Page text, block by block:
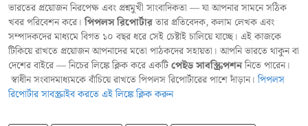
ভারতের প্রয়োজন নিরপেক্ষ এবং প্রশ্নমুখী সাংবাদিকতা — যা আপনার সামনে সঠিক
খবর পরিবেশন করে।পিপলস রিপোর্টারতার প্রতিবেদক, কলাম লেখক এবং
সম্পাদকদের মাধ্যমে বিগত ১০ বছর ধরে সেই চেষ্টাই চালিয়ে যাচ্ছে। এই কাজকে
টিকিয়ে রাখতে প্রয়োজন আপনাদের মতো পাঠকদের সহায়তা। আপনি ভারতে থাকুন বা
দেশের বাইরে — নিচের লিঙ্কে ক্লিক করে একটিপেইড সাবস্ক্রিপশননিতে পারেন।
স্বাধীন সংবাদমাধ্যমকে বাঁচিয়ে রাখতে পিপলস রিপোর্টারের পাশে দাঁড়ান।পিপলস
রিপোর্টার সাবস্ক্রাইব করতে এই লিঙ্কে ক্লিক করুন